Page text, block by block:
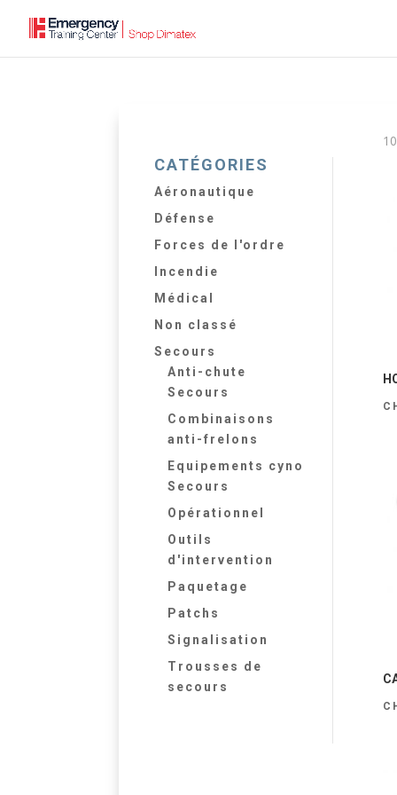
CATÉGORIES
Aéronautique
Défense
Forces de l'ordre
Incendie
Médical
Non classé
Secours
Anti-chute
Secours
Combinaisons
anti-frelons
Equipements cyno
Secours
Opérationnel
Outils
d'intervention
Paquetage
Patchs
Signalisation
Trousses de
secours